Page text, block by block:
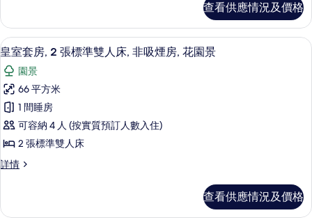
張
標
準
雙
人
床,
非
吸
煙
景
1
張
標
準
雙
人
床,
非
吸
煙
房,
山
查看供應情況及價格
載
入
所
有
皇
室
房,
張
高級寢具、房內夾萬、遮光窗簾/窗簾
5
皇室套房, 2 張標準雙人床, 非吸煙房, 花園景
園景
66 平方米
1 間睡房
可容納 4 人 (按實質預訂人數入住)
2 張標準雙人床
詳情
皇
2
查看供應情況及價格